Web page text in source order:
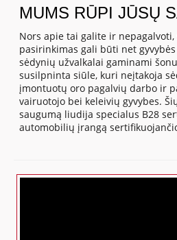
MUMS RŪPI JŪSŲ
Nors apie tai galite ir
pasirinkimas gali būti net
sėdynių užvalkalai gaminami
susilpninta siūle, kuri neįtakoja
įmontuotų oro pagalvių darbo ir
vairuotojo bei keleivių gyvybes.
saugumą liudija specialus B28
automobilių įrangą